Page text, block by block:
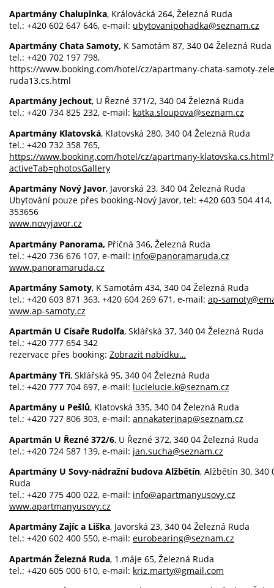
Apartmány Chalupinka, Královácká 264, Železná Ruda
tel.: +420 602 647 646, e-mail: ubytovanipohadka@seznam.cz
Apartmány Chata Samoty, K Samotám 87, 340 04 Železná Ruda
tel.: +420 702 197 798,
https://www.booking.com/hotel/cz/apartmany-chata-samoty-
ruda13.cs.html
Apartmány Jechout, U Řezné 371/2, 340 04 Železná Ruda
tel.: +420 734 825 232, e-mail: katka.sloupova@seznam.cz
Apartmány Klatovská, Klatovská 280, 340 04 Železná Ruda
tel.: +420 732 358 765,
https://www.booking.com/hotel/cz/apartmany-klatovska.cs.html?
activeTab=photosGallery
Apartmány Nový Javor, Javorská 23, 340 04 Železná Ruda
Ubytování pouze přes booking-Nový Javor, tel: +420 603 504 414,
353656
www.novyjavor.cz
Apartmány Panorama, Příčná 346, Železná Ruda
tel.: +420 736 676 107, e-mail: info@panoramaruda.cz
www.panoramaruda.cz
Apartmány Samoty, K Samotám 434, 340 04 Železná Ruda
tel.: +420 603 871 363, +420 604 269 671, e-mail: ap-
www.ap-samoty.cz
Apartmán U Císaře Rudolfa, Sklářská 37, 340 04 Železná Ruda
tel.: +420 777 654 342
rezervace přes booking: Zobrazit nabídku…
Apartmány Tři, Sklářská 95, 340 04 Železná Ruda
tel.: +420 777 704 697, e-mail: lucielucie.k@seznam.cz
Apartmány u Pešlů, Klatovská 335, 340 04 Železná Ruda
tel.: +420 727 806 303, e-mail: annakaterinap@seznam.cz
Apartmán U Řezné 372/6, U Řezné 372, 340 04 Železná Ruda
tel.: +420 724 587 139, e-mail: jan.sucha@seznam.cz
Apartmány U Sovy-nádražní budova Alžbětín, Alžbětín 30, 340
Ruda
tel.: +420 775 400 022, e-mail: info@apartmanyusovy.cz
www.apartmanyusovy.cz
Apartmány Zajíc a Liška, Javorská 23, 340 04 Železná Ruda
tel.: +420 602 400 550, e-mail: eurobearing@seznam.cz
Apartmán Železná Ruda, 1.máje 65, Železná Ruda
tel.: +420 605 000 610, e-mail: kriz.marty@gmail.com